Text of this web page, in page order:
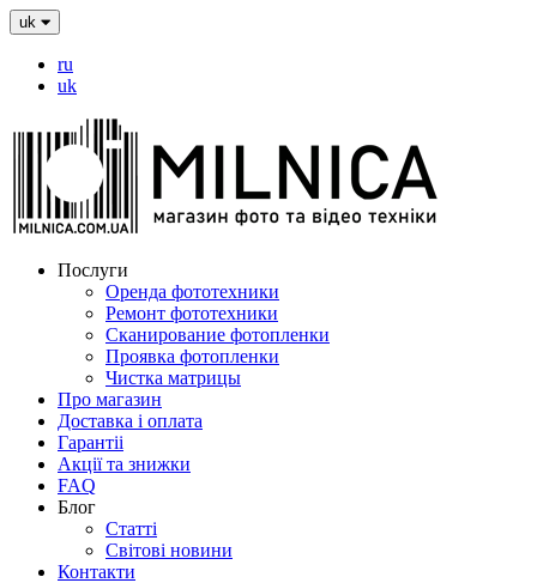
uk
ru
uk
Послуги
Оренда фототехники
Ремонт фототехники
Сканирование фотопленки
Проявка фотопленки
Чистка матрицы
Про магазин
Доставка і оплата
Гарантіі
Акції та знижки
FAQ
Блог
Статті
Світові новини
Контакти